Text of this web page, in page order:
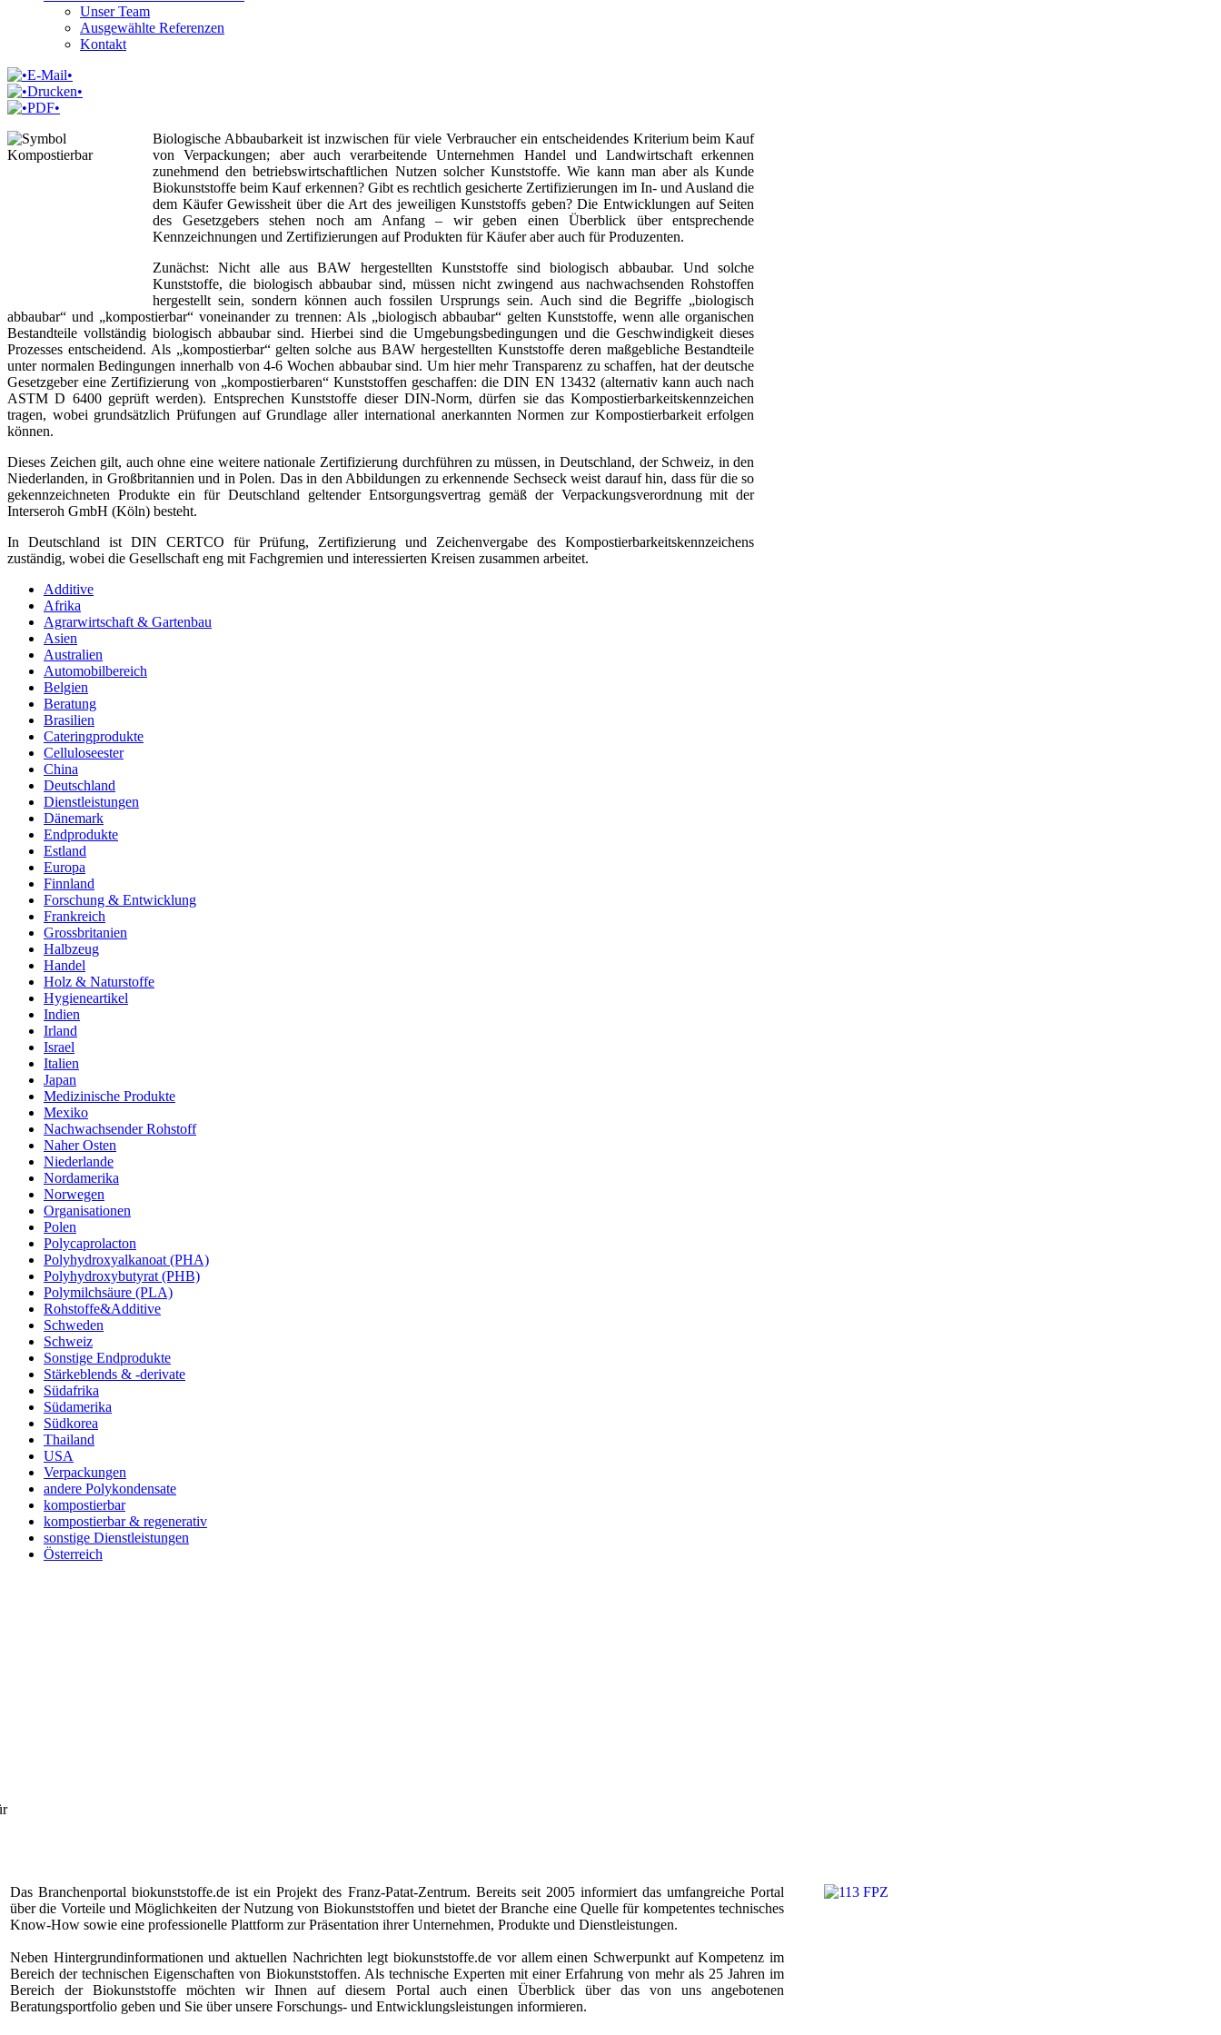
Unser Team
Ausgewählte Referenzen
Kontakt
Biologische Abbaubarkeit ist inzwischen für viele Verbraucher ein entscheidendes Kriterium beim Kauf
von Verpackungen; aber auch verarbeitende Unternehmen Handel und Landwirtschaft erkennen
zunehmend den betriebswirtschaftlichen Nutzen solcher Kunststoffe. Wie kann man aber als Kunde
Biokunststoffe beim Kauf erkennen? Gibt es rechtlich gesicherte Zertifizierungen im In- und Ausland die
dem Käufer Gewissheit über die Art des jeweiligen Kunststoffs geben? Die Entwicklungen auf Seiten
des Gesetzgebers stehen noch am Anfang – wir geben einen Überblick über entsprechende
Kennzeichnungen und Zertifizierungen auf Produkten für Käufer aber auch für Produzenten.
Zunächst: Nicht alle aus BAW hergestellten Kunststoffe sind biologisch abbaubar. Und solche
Kunststoffe, die biologisch abbaubar sind, müssen nicht zwingend aus nachwachsenden Rohstoffen
hergestellt sein, sondern können auch fossilen Ursprungs sein. Auch sind die Begriffe „biologisch
abbaubar“ und „kompostierbar“ voneinander zu trennen: Als „biologisch abbaubar“ gelten Kunststoffe, wenn alle organischen
Bestandteile vollständig biologisch abbaubar sind. Hierbei sind die Umgebungsbedingungen und die Geschwindigkeit dieses
Prozesses entscheidend. Als „kompostierbar“ gelten solche aus BAW hergestellten Kunststoffe deren maßgebliche Bestandteile
unter normalen Bedingungen innerhalb von 4-6 Wochen abbaubar sind. Um hier mehr Transparenz zu schaffen, hat der deutsche
Gesetzgeber eine Zertifizierung von „kompostierbaren“ Kunststoffen geschaffen: die DIN EN 13432 (alternativ kann auch nach
ASTM D 6400 geprüft werden). Entsprechen Kunststoffe dieser DIN-Norm, dürfen sie das Kompostierbarkeitskennzeichen
tragen, wobei grundsätzlich Prüfungen auf Grundlage aller international anerkannten Normen zur Kompostierbarkeit erfolgen
können.
Dieses Zeichen gilt, auch ohne eine weitere nationale Zertifizierung durchführen zu müssen, in Deutschland, der Schweiz, in den
Niederlanden, in Großbritannien und in Polen. Das in den Abbildungen zu erkennende Sechseck weist darauf hin, dass für die so
gekennzeichneten Produkte ein für Deutschland geltender Entsorgungsvertrag gemäß der Verpackungsverordnung mit der
Interseroh GmbH (Köln) besteht.
In Deutschland ist DIN CERTCO für Prüfung, Zertifizierung und Zeichenvergabe des Kompostierbarkeitskennzeichens
zuständig, wobei die Gesellschaft eng mit Fachgremien und interessierten Kreisen zusammen arbeitet.
Additive
Afrika
Agrarwirtschaft & Gartenbau
Asien
Australien
Automobilbereich
Belgien
Beratung
Brasilien
Cateringprodukte
Celluloseester
China
Deutschland
Dienstleistungen
Dänemark
Endprodukte
Estland
Europa
Finnland
Forschung & Entwicklung
Frankreich
Grossbritanien
Halbzeug
Handel
Holz & Naturstoffe
Hygieneartikel
Indien
Irland
Israel
Italien
Japan
Medizinische Produkte
Mexiko
Nachwachsender Rohstoff
Naher Osten
Niederlande
Nordamerika
Norwegen
Organisationen
Polen
Polycaprolacton
Polyhydroxyalkanoat (PHA)
Polyhydroxybutyrat (PHB)
Polymilchsäure (PLA)
Rohstoffe&Additive
Schweden
Schweiz
Sonstige Endprodukte
Stärkeblends & -derivate
Südafrika
Südamerika
Südkorea
Thailand
USA
Verpackungen
andere Polykondensate
kompostierbar
kompostierbar & regenerativ
sonstige Dienstleistungen
Österreich
Das Branchenportal biokunststoffe.de ist ein Projekt des Franz-Patat-Zentrum. Bereits seit 2005 informiert das umfangreiche Portal
über die Vorteile und Möglichkeiten der Nutzung von Biokunststoffen und bietet der Branche eine Quelle für kompetentes technisches
Know-How sowie eine professionelle Plattform zur Präsentation ihrer Unternehmen, Produkte und Dienstleistungen.
Neben Hintergrundinformationen und aktuellen Nachrichten legt biokunststoffe.de vor allem einen Schwerpunkt auf Kompetenz im
Bereich der technischen Eigenschaften von Biokunststoffen. Als technische Experten mit einer Erfahrung von mehr als 25 Jahren im
Bereich der Biokunststoffe möchten wir Ihnen auf diesem Portal auch einen Überblick über das von uns angebotenen
Beratungsportfolio geben und Sie über unsere Forschungs- und Entwicklungsleistungen informieren.